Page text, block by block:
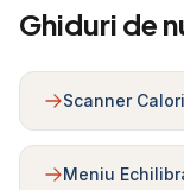
Ghiduri de
Scanner
Meniu